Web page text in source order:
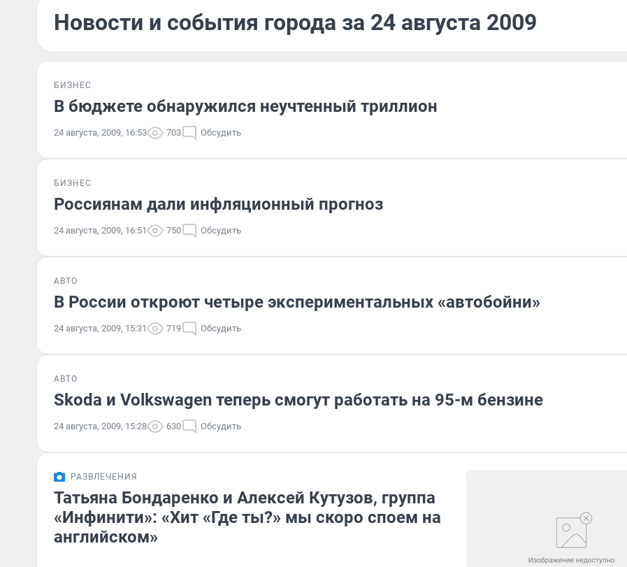
Новости и события города за 24 августа 2009
БИЗНЕС
В бюджете обнаружился неучтенный триллион
24 августа, 2009, 16:53 703 Обсудить
БИЗНЕС
Россиянам дали инфляционный прогноз
24 августа, 2009, 16:51 750 Обсудить
АВТО
В России откроют четыре экспериментальных «автобойни»
24 августа, 2009, 15:31 719 Обсудить
АВТО
Skoda и Volkswagen теперь смогут работать на 95-м бензине
24 августа, 2009, 15:28 630 Обсудить
РАЗВЛЕЧЕНИЯ
Татьяна Бондаренко и Алексей Кутузов, группа
«Инфинити»: «Хит «Где ты?» мы скоро споем на
английском»